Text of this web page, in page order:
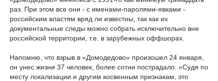
раз. При этом все они - с именами-паролями-явками -
российским властям вряд ли известны, так как их
документальные следы можно собрать исключительно вне
российской территории, т.е. в зарубежных оффшорах.
Напомню, что взрыв в «Домодедово» произошел 24 января,
он унес жизни 37 человек, более сотни пострадало. «Судя по
месту локализации и другим косвенным признакам, это